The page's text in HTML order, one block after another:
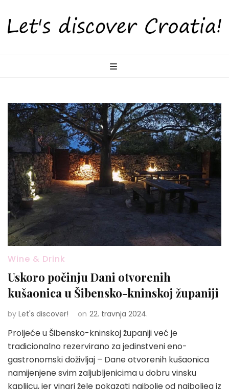
Wine & Drink
Uskoro počinju Dani otvorenih
kušaonica u Šibensko-kninskoj županiji
by Let's discover! on 22. travnja 2024.
Proljeće u Šibensko-kninskoj županiji već je
tradicionalno rezervirano za jedinstveni eno-
gastronomski doživljaj – Dane otvorenih kušaonica
namijenjene svim zaljubljenicima u dobru vinsku
kapljicu, jer vinari žele pokazati najbolje od najboljeg iz